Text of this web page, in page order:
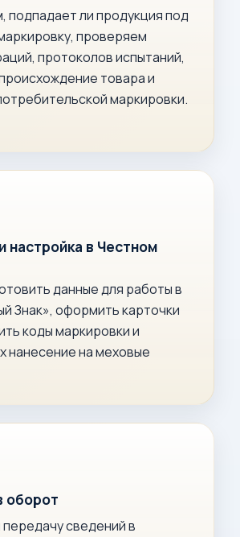
ли продукция под
проверяем
протоколов испытаний,
товара и
маркировки.
настройка в Честном
данные для работы в
Знак», оформить карточки
коды маркировки и
нанесение на меховые
оборот
сведений в